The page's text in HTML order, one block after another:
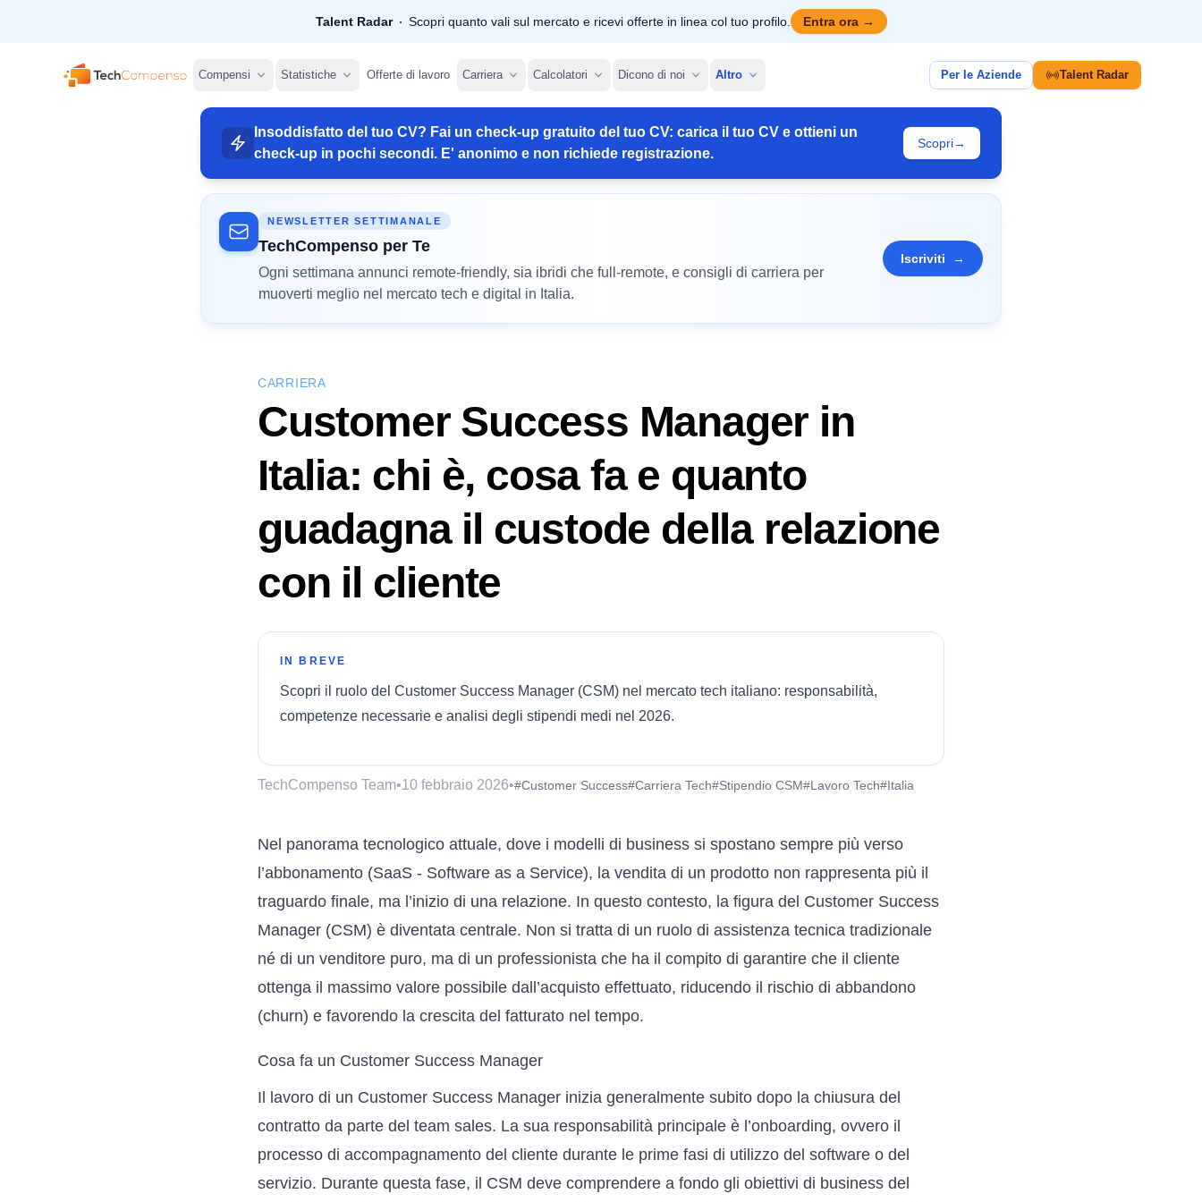
Talent Radar Scopri quanto vali sul mercato e ricevi offerte in linea col tuo profilo. Entra ora →
TechCompenso
Compensi Statistiche Offerte di lavoro Carriera Calcolatori Dicono di noi Altro Per le Aziende Talent Radar
Insoddisfatto del tuo CV? Fai un check-up gratuito del tuo CV: carica il tuo CV e ottieni un
check-up in pochi secondi. E' anonimo e non richiede registrazione.
Scopri→
NEWSLETTER SETTIMANALE
TechCompenso per Te
Ogni settimana annunci remote-friendly, sia ibridi che full-remote, e consigli di carriera per
muoverti meglio nel mercato tech e digital in Italia.
Iscriviti →
CARRIERA
Customer Success Manager in
Italia: chi è, cosa fa e quanto
guadagna il custode della relazione
con il cliente
IN BREVE
Scopri il ruolo del Customer Success Manager (CSM) nel mercato tech italiano: responsabilità,
competenze necessarie e analisi degli stipendi medi nel 2026.
TechCompenso Team•10 febbraio 2026•#Customer Success#Carriera Tech#Stipendio CSM#Lavoro Tech#Italia
Nel panorama tecnologico attuale, dove i modelli di business si spostano sempre più verso
l’abbonamento (SaaS - Software as a Service), la vendita di un prodotto non rappresenta più il
traguardo finale, ma l’inizio di una relazione. In questo contesto, la figura del Customer Success
Manager (CSM) è diventata centrale. Non si tratta di un ruolo di assistenza tecnica tradizionale
né di un venditore puro, ma di un professionista che ha il compito di garantire che il cliente
ottenga il massimo valore possibile dall’acquisto effettuato, riducendo il rischio di abbandono
(churn) e favorendo la crescita del fatturato nel tempo.
Cosa fa un Customer Success Manager
Il lavoro di un Customer Success Manager inizia generalmente subito dopo la chiusura del
contratto da parte del team sales. La sua responsabilità principale è l’onboarding, ovvero il
processo di accompagnamento del cliente durante le prime fasi di utilizzo del software o del
servizio. Durante questa fase, il CSM deve comprendere a fondo gli obiettivi di business del